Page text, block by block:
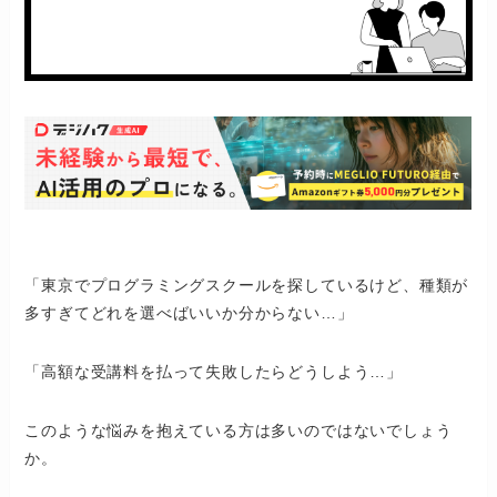
「東京でプログラミングスクールを探しているけど、種類が
多すぎてどれを選べばいいか分からない…」
「高額な受講料を払って失敗したらどうしよう…」
このような悩みを抱えている方は多いのではないでしょう
か。